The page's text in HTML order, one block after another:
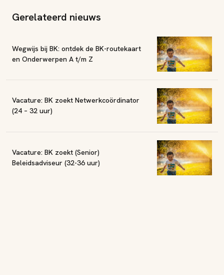
Gerelateerd nieuws
Wegwijs bij BK: ontdek de BK-routekaart
en Onderwerpen A t/m Z
Vacature: BK zoekt Netwerkcoördinator
(24 – 32 uur)
Vacature: BK zoekt (Senior)
Beleidsadviseur (32-36 uur)